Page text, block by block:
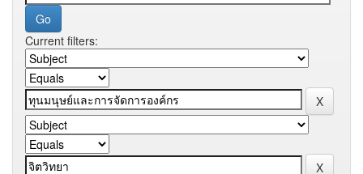
Current filters: